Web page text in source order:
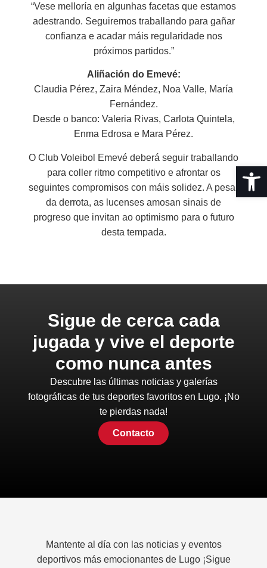
Abrir
“Vese melloría en algunhas facetas que estamos
adestrando. Seguiremos traballando para gañar
confianza e acadar máis regularidade nos
próximos partidos.”
Aliñación do Emevé:
Claudia Pérez, Zaira Méndez, Noa Valle, María
Fernández.
Desde o banco: Valeria Rivas, Carlota Quintela,
Enma Edrosa e Mara Pérez.
O Club Voleibol Emevé deberá seguir traballando
para coller ritmo competitivo e afrontar os
seguintes compromisos con máis solidez. A pesar
da derrota, as lucenses amosan sinais de
progreso que invitan ao optimismo para o futuro
desta tempada.
Sigue de cerca cada
jugada y vive el deporte
como nunca antes
Descubre las últimas noticias y galerías
fotográficas de tus deportes favoritos en Lugo. ¡No
te pierdas nada!
Contacto
Mantente al día con las noticias y eventos
deportivos más emocionantes de Lugo ¡Sigue